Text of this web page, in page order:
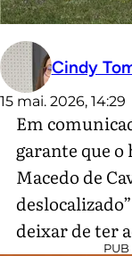
Cindy
15 mai. 2026, 14:29
Em
garante que
Macedo de
deixar de ter
PUB